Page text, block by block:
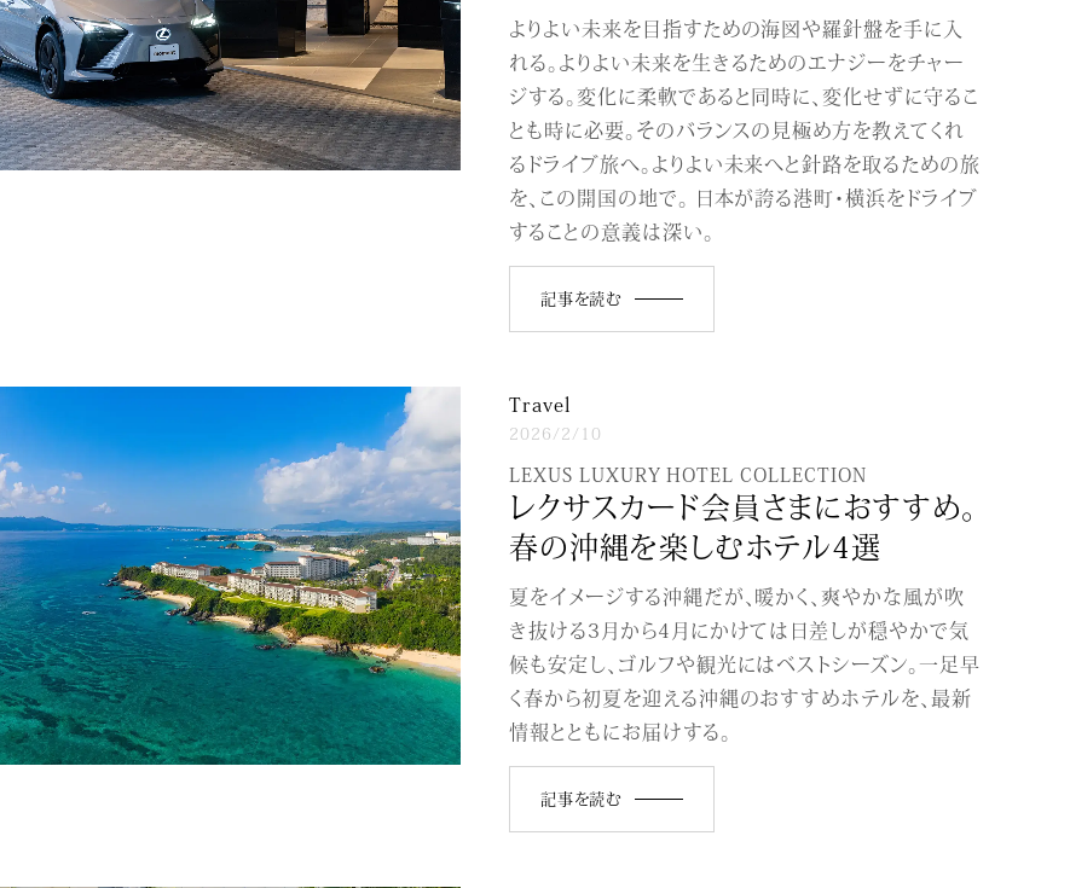
よりよい未来を目指すための海図や羅針盤を手に入
れる。よりよい未来を生きるためのエナジーをチャー
ジする。変化に柔軟であると同時に、変化せずに守るこ
とも時に必要。そのバランスの見極め方を教えてくれ
るドライブ旅へ。よりよい未来へと針路を取るための旅
を、この開国の地で。 日本が誇る港町・横浜をドライブ
することの意義は深い。
記事を読む
Travel
2026/2/10
LEXUS LUXURY HOTEL COLLECTION
レクサスカード会員さまにおすすめ。
春の沖縄を楽しむホテル4選
夏をイメージする沖縄だが、暖かく、爽やかな風が吹
き抜ける3月から4月にかけては日差しが穏やかで気
候も安定し、ゴルフや観光にはベストシーズン。一足早
く春から初夏を迎える沖縄のおすすめホテルを、最新
情報とともにお届けする。
記事を読む